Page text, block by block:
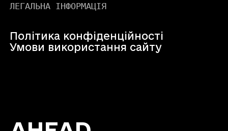
ЛЕГАЛЬНА ІНФОРМАЦІЯ
Політика конфіденційності
Умови використання сайту